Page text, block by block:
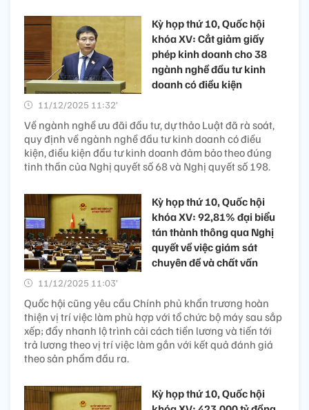
Kỳ họp thứ 10, Quốc hội
khóa XV: Cắt giảm giấy
phép kinh doanh cho 38
ngành nghề đầu tư kinh
doanh có điều kiện
11/12/2025 11:32’
Về ngành nghề ưu đãi đầu tư, dự thảo Luật đã rà soát,
quy định về ngành nghề đầu tư kinh doanh có điều
kiện, điều kiện đầu tư kinh doanh đảm bảo theo đúng
tinh thần của Nghị quyết số 68 và Nghị quyết số 198.
Kỳ họp thứ 10, Quốc hội
khóa XV: 92,81% đại biểu
tán thành thông qua Nghị
quyết về việc giám sát
chuyên đề và chất vấn
11/12/2025 11:03’
Quốc hội cũng yêu cầu Chính phủ khẩn trương hoàn
thiện vị trí việc làm phù hợp với tổ chức bộ máy sau sắp
xếp; đẩy nhanh lộ trình cải cách tiền lương và tiến tới
trả lương theo vị trí việc làm gắn với kết quả đánh giá
theo sản phẩm đầu ra.
Kỳ họp thứ 10, Quốc hội